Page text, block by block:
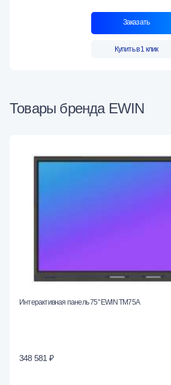
Заказать
Купить в 1 клик
Товары бренда EWIN
Интерактивная панель 75" EWIN TM75A
348 581 ₽